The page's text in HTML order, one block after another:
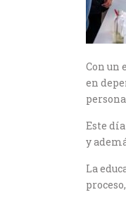
Con un
en
Este
y
La